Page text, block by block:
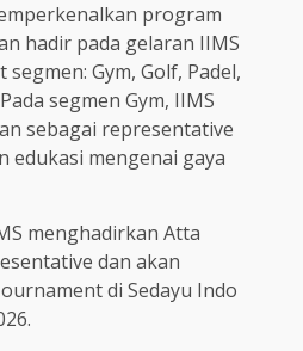
program
hadir pada gelaran IIMS
Gym, Golf, Padel,
segmen Gym, IIMS
sebagai representative
edukasi mengenai gaya
menghadirkan Atta
dan akan
di Sedayu Indo